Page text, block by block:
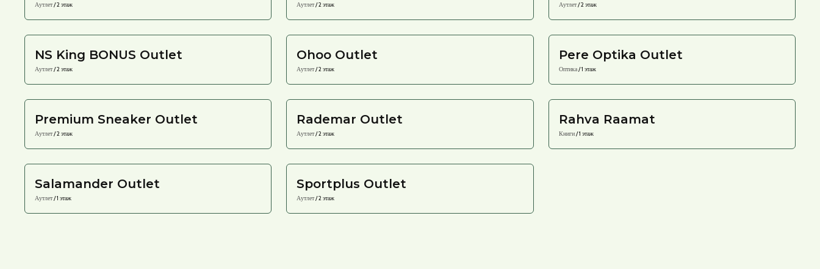
Аутлет/ 2 этаж Аутлет/ 2 этаж Аутлет/ 2 этаж
NS King BONUS Outlet
Аутлет/ 2 этаж
Ohoo Outlet
Аутлет/ 2 этаж
Pere Optika Outlet
Оптика/ 1 этаж
Premium Sneaker Outlet
Аутлет/ 2 этаж
Rademar Outlet
Аутлет/ 2 этаж
Rahva Raamat
Книги/ 1 этаж
Salamander Outlet
Аутлет/ 1 этаж
Sportplus Outlet
Аутлет/ 2 этаж